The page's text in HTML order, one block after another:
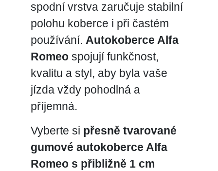
spodní vrstva zaručuje stabilní
polohu koberce i při častém
používání. Autokoberce Alfa
Romeospojují funkčnost,
kvalitu a styl, aby byla vaše
jízda vždy pohodlná a
příjemná.
Vyberte si přesně tvarované
gumové autokoberce Alfa
Romeo s přibližně 1 cm